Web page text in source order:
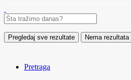
Pregledaj sve rezultate Nema rezultata
Pretraga